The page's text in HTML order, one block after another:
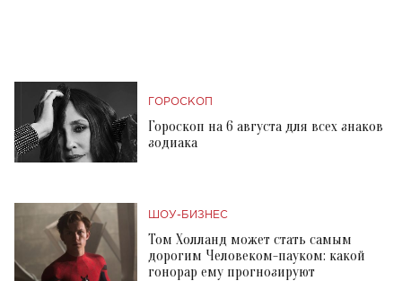
ГОРОСКОП
Гороскоп на 6 августа для всех знаков
зодиака
ШОУ-БИЗНЕС
Том Холланд может стать самым
дорогим Человеком-пауком: какой
гонорар ему прогнозируют